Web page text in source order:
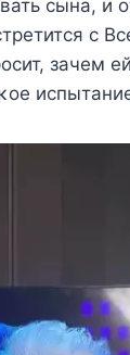
сына, и
с
зачeм